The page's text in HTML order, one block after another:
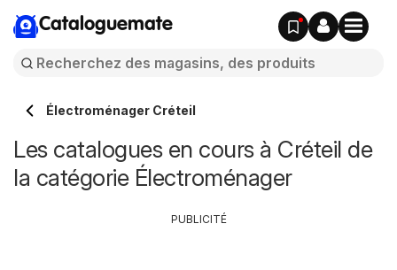
Cataloguemate
Électroménager Créteil
Les catalogues en cours à Créteil de
la catégorie Électroménager
PUBLICITÉ